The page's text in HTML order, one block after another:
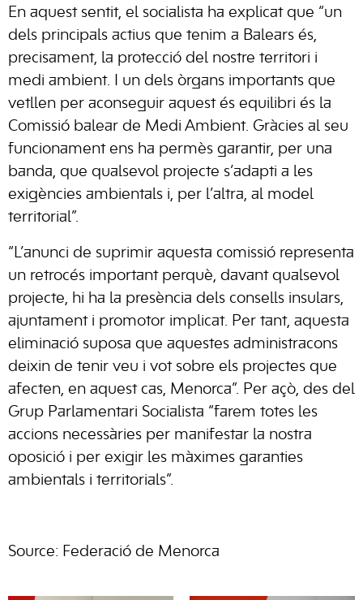
En aquest sentit, el socialista ha explicat que “un
dels principals actius que tenim a Balears és,
precisament, la protecció del nostre territori i
medi ambient. I un dels òrgans importants que
vetllen per aconseguir aquest és equilibri és la
Comissió balear de Medi Ambient. Gràcies al seu
funcionament ens ha permès garantir, per una
banda, que qualsevol projecte s’adapti a les
exigències ambientals i, per l’altra, al model
territorial”.
“L’anunci de suprimir aquesta comissió representa
un retrocés important perquè, davant qualsevol
projecte, hi ha la presència dels consells insulars,
ajuntament i promotor implicat. Per tant, aquesta
eliminació suposa que aquestes administracons
deixin de tenir veu i vot sobre els projectes que
afecten, en aquest cas, Menorca”. Per açò, des del
Grup Parlamentari Socialista “farem totes les
accions necessàries per manifestar la nostra
oposició i per exigir les màximes garanties
ambientals i territorials”.
Source: Federació de Menorca